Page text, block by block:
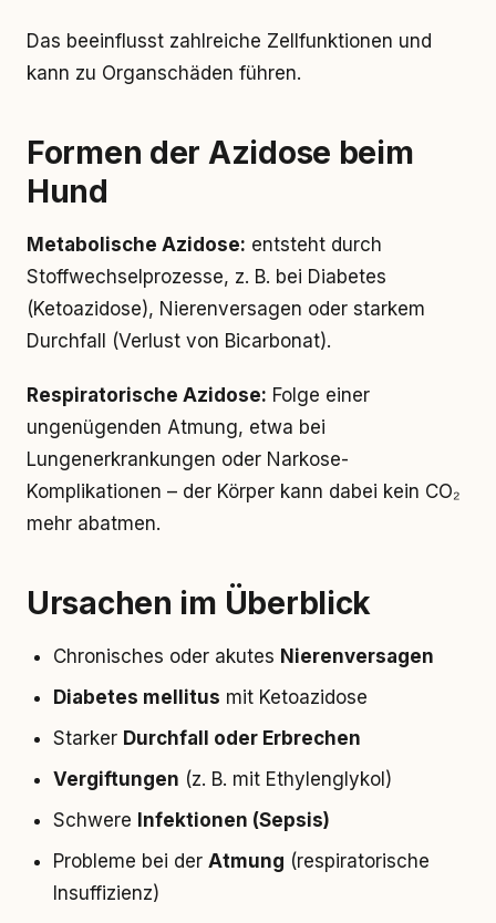
Das beeinflusst zahlreiche Zellfunktionen und
kann zu Organschäden führen.
Formen der Azidose beim
Hund
Metabolische Azidose: entsteht durch
Stoffwechselprozesse, z. B. bei Diabetes
(Ketoazidose), Nierenversagen oder starkem
Durchfall (Verlust von Bicarbonat).
Respiratorische Azidose: Folge einer
ungenügenden Atmung, etwa bei
Lungenerkrankungen oder Narkose-
Komplikationen – der Körper kann dabei kein CO₂
mehr abatmen.
Ursachen im Überblick
Chronisches oder akutes Nierenversagen
Diabetes mellitus mit Ketoazidose
Starker Durchfall oder Erbrechen
Vergiftungen (z. B. mit Ethylenglykol)
Schwere Infektionen (Sepsis)
Probleme bei der Atmung (respiratorische
Insuffizienz)